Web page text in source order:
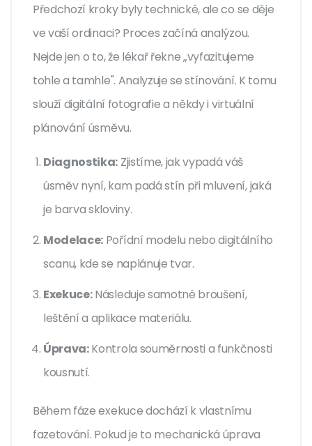
Předchozí kroky byly technické, ale co se děje
ve vaší ordinaci? Proces začíná analýzou.
Nejde jen o to, že lékař řekne „vyfazitujeme
tohle a tamhle". Analyzuje se stínování. K tomu
slouží digitální fotografie a někdy i virtuální
plánování úsměvu.
Diagnostika: Zjistíme, jak vypadá váš
úsměv nyní, kam padá stín při mluvení, jaká
je barva skloviny.
Modelace: Pořídní modelu nebo digitálního
scanu, kde se naplánuje tvar.
Exekuce:Následuje samotné broušení,
leštění a aplikace materiálu.
Úprava:Kontrola souměrnosti a funkčnosti
kousnutí.
Během fáze exekuce dochází k vlastnímu
fazetování. Pokud je to mechanická úprava